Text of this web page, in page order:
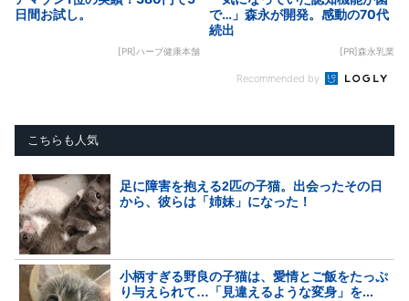
日間お試し。
[PR]ハーブ健康本舗
で…」森永が開発。感動の70代
続出
[PR]森永乳業
Recommended by
こちらも人気
足に障害を抱える2匹の子猫。出会ったその日
から、彼らは「姉妹」になった！
小柄すぎる野良の子猫は、愛情とご飯をたっぷ
り与えられて…「見違えるような変身」を...